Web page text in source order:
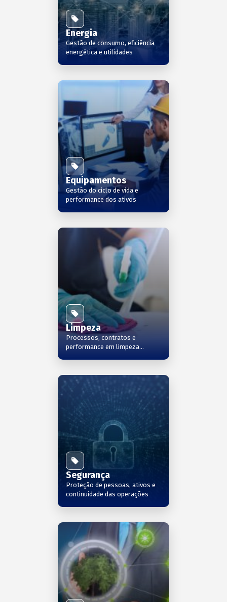
Energia
Gestão de consumo, eficiência
energética e utilidades
Equipamentos
Gestão do ciclo de vida e
performance dos ativos
Limpeza
Processos, contratos e
performance em limpeza
Segurança
Proteção de pessoas, ativos e
continuidade das operações